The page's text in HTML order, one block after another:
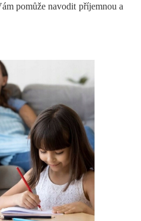
pomůže navodit příjemnou a